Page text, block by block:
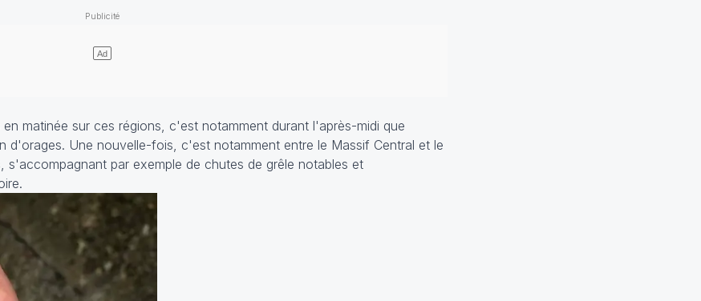
matinée sur ces régions, c'est notamment durant l'après-midi que
d'orages. Une nouvelle-fois, c'est notamment entre le Massif Central et le
par exemple de chutes de grêle notables et